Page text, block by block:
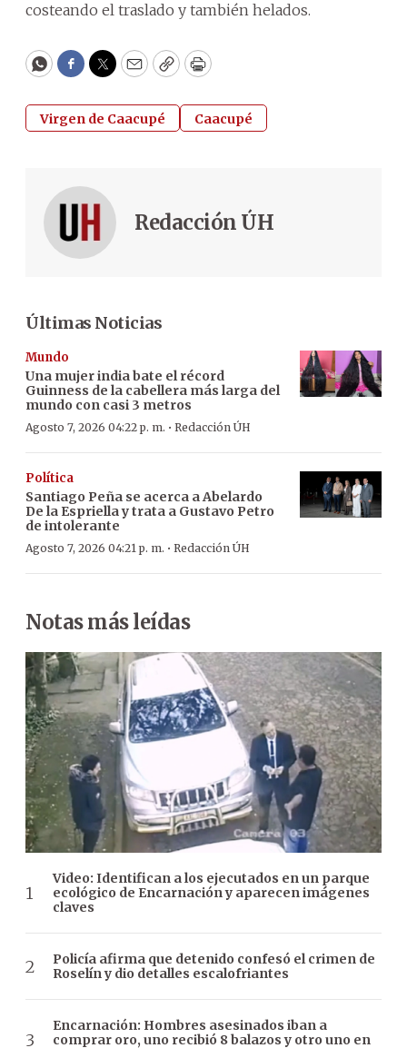
costeando el traslado y también helados.
WhatsApp
Facebook
Twitter
EmailCopyPrint
Virgen de Caacupé Caacupé
Redacción ÚH
Últimas Noticias
Mundo
Una mujer india bate el récord
Guinness de la cabellera más larga del
mundo con casi 3 metros
Agosto 7, 2026 04:22 p. m. · Redacción ÚH
Política
Santiago Peña se acerca a Abelardo
De la Espriella y trata a Gustavo Petro
de intolerante
Agosto 7, 2026 04:21 p. m. · Redacción ÚH
Notas más leídas
Video: Identifican a los ejecutados en un parque
ecológico de Encarnación y aparecen imágenes
claves
Policía afirma que detenido confesó el crimen de
Roselín y dio detalles escalofriantes
Encarnación: Hombres asesinados iban a
comprar oro, uno recibió 8 balazos y otro uno en